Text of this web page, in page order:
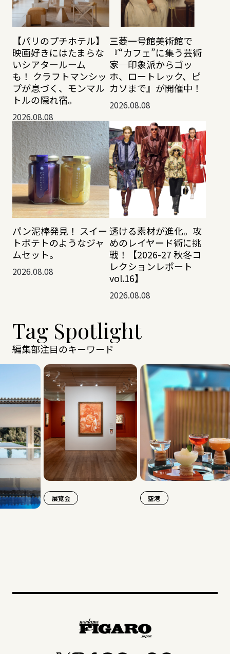
【パリのプチホテル】
映画好きにはたまらな
いシアタールーム
も！ クラフトマンシッ
プが息づく、モンマル
トルの隠れ宿。
2026.08.08
三菱一号館美術館で
『“カフェ”に集う芸術
家─印象派からゴッ
ホ、ロートレック、ピ
カソまで』が開催中！
2026.08.08
パン泥棒発見！ スイー
トポテトのようなジャ
ムセット。
2026.08.08
透ける素材が進化。攻
めのレイヤード術に挑
戦！【2026-27 秋冬コ
レクションレポート
vol.16】
2026.08.08
Tag Spotlight
編集部注目のキーワード
展覧会